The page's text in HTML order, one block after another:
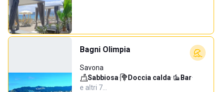
Bagni Olimpia
Savona
Sabbiosa· Doccia calda· Bar·
e altri 7…